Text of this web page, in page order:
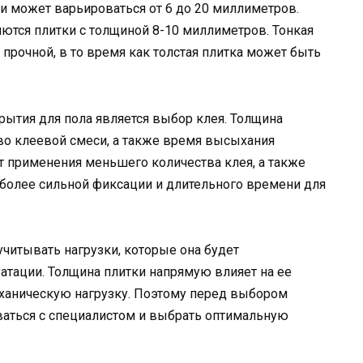
может варьироваться от 6 до 20 миллиметров.
плитки с толщиной 8-10 миллиметров. Тонкая
в то время как толстая плитка может быть
для пола является выбор клея. Толщина
клеевой смеси, а также время высыхания
применения меньшего количества клея, а также
сильной фиксации и длительного времени для
нагрузки, которые она будет
Толщина плитки напрямую влияет на ее
нагрузку. Поэтому перед выбором
с специалистом и выбрать оптимальную